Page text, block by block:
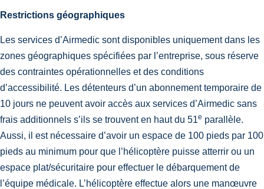
Restrictions géographiques
Les services d’Airmedic sont disponibles uniquement dans les
zones géographiques spécifiées par l’entreprise, sous réserve
des contraintes opérationnelles et des conditions
d’accessibilité. Les détenteurs d’un abonnement temporaire de
10 jours ne peuvent avoir accès aux services d’Airmedic sans
frais additionnels s’ils se trouvent en haut du 51e parallèle.
Aussi, il est nécessaire d’avoir un espace de 100 pieds par 100
pieds au minimum pour que l’hélicoptère puisse atterrir ou un
espace plat/sécuritaire pour effectuer le débarquement de
l’équipe médicale. L’hélicoptère effectue alors une manœuvre